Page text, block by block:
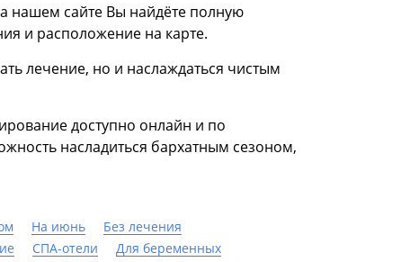
нашем сайте Вы найдёте полную
и расположение на карте.
лечение, но и наслаждаться чистым
доступно онлайн и по
насладиться бархатным сезоном,
На июнь
Без лечения
СПА-отели
Для беременных